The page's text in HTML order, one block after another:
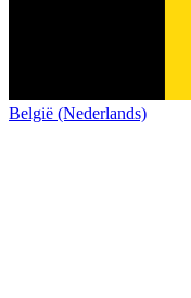
België (Nederlands)